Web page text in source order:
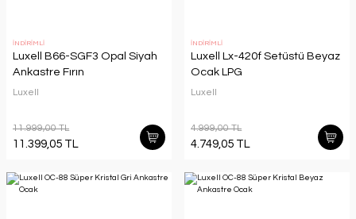
İNDİRİMLİ
Luxell B66-SGF3 Opal Siyah
Ankastre Fırın
Luxell
11.999,00 TL
11.399,05 TL
İNDİRİMLİ
Luxell Lx-420f Setüstü Beyaz
Ocak LPG
Luxell
4.999,00 TL
4.749,05 TL